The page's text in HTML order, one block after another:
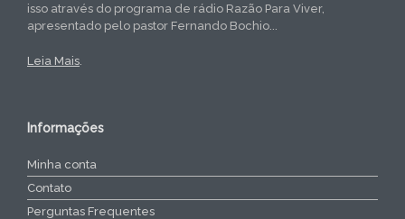
isso através do programa de rádio Razão Para Viver,
apresentado pelo pastor Fernando Bochio...
Leia Mais
Informações
Minha conta
Contato
Perguntas Frequentes